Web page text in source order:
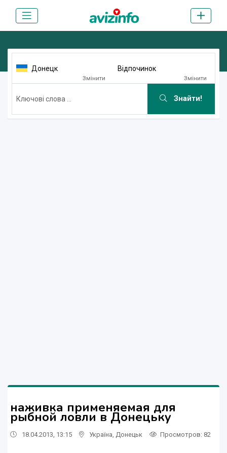
Донецк
Змінити
Відпочинок
Змінити
Знайти!
наживка применяемая для
рыбной ловли в Донецьку
18.04.2013, 13:15 Україна Донецьк Просмотров: 82